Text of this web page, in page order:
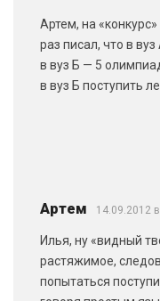
Артем, на
раз писал, что в
в вуз Б — 5
в вуз Б поступить
Артем 14.09.2012
Илья, ну «видный
растяжимое,
попытаться